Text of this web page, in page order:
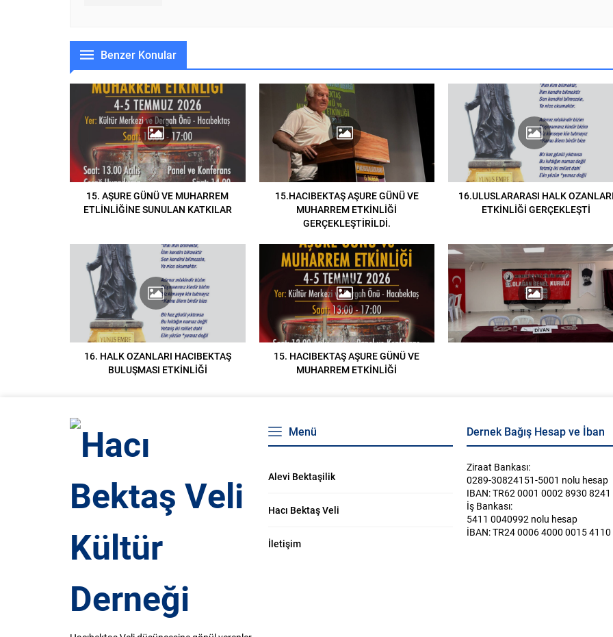
Benzer Konular
15. AŞURE GÜNÜ VE MUHARREM
ETLİNLİĞİNE SUNULAN KATKILAR
15.HACIBEKTAŞ AŞURE GÜNÜ VE
MUHARREM ETKİNLİĞİ
GERÇEKLEŞTİRİLDİ.
16.ULUSLARARASI HALK
ETKİNLİĞİ GERÇEKLEŞTİ
16. HALK OZANLARI HACIBEKTAŞ
BULUŞMASI ETKİNLİĞİ
15. HACIBEKTAŞ AŞURE GÜNÜ VE
MUHARREM ETKİNLİĞİ
Menü
Alevi Bektaşilik
Hacı Bektaş Veli
İletişim
Dernek Bağış Hesap ve İban
Ziraat Bankası:
0289-30824151-5001 nolu hesap
IBAN: TR62 0001 0002 8930
İş Bankası:
5411 0040992 nolu hesap
İBAN: TR24 0006 4000 0015